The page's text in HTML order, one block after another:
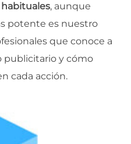
, aunque
potente es nuestro
que conoce a
publicitario y cómo
cada acción.